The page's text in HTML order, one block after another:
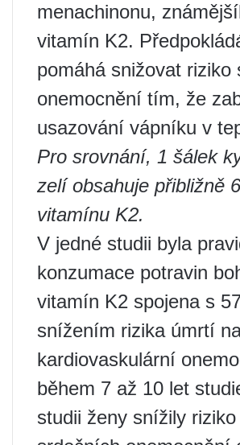
menachinonu,
vitamín K2.
pomáhá snižovat riziko
onemocnění tím, že
usazování vápníku v
Pro srovnání, 1 šálek
zelí obsahuje přibližně
vitamínu K2.
V jedné studii byla
konzumace potravin
vitamín K2 spojena s
snížením rizika úmrtí
kardiovaskulární
během 7 až 10 let
studii ženy snížily riziko